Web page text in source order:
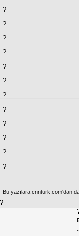
?
?
?
?
?
?
?
?
?
?
?
?
Bu yazılara cnnturk.com'dan
?
-